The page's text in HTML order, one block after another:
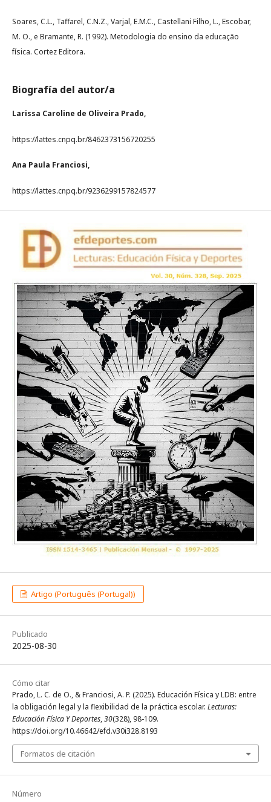
Soares, C.L., Taffarel, C.N.Z., Varjal, E.M.C., Castellani Filho, L., Escobar,
M. O., e Bramante, R. (1992). Metodologia do ensino da educação
física. Cortez Editora.
Biografía del autor/a
Larissa Caroline de Oliveira Prado,
https://lattes.cnpq.br/8462373156720255
Ana Paula Franciosi,
https://lattes.cnpq.br/9236299157824577
Artigo (Português (Portugal))
Publicado
2025-08-30
Cómo citar
Prado, L. C. de O., & Franciosi, A. P. (2025). Educación Física y LDB: entre
la obligación legal y la flexibilidad de la práctica escolar. Lecturas:
Educación Física Y Deportes,30(328), 98-109.
https://doi.org/10.46642/efd.v30i328.8193
Formatos de citación
Número